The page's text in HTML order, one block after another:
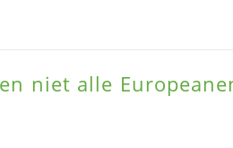
niet alle